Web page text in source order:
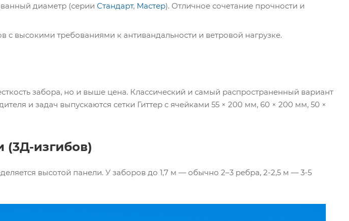
диаметр (серии Стандарт, Мастер). Отличное сочетание прочности и
высокими требованиями к антивандальности и ветровой нагрузке.
забора, но и выше цена. Классический и самый распространенный вариант
и задач выпускаются сетки Гиттер с ячейками 55 × 200 мм, 60 × 200 мм, 50 ×
(3Д-изгибов)
высотой панели. У заборов до 1,7 м — обычно 2–3 ребра, 2-2,5 м — 3-5